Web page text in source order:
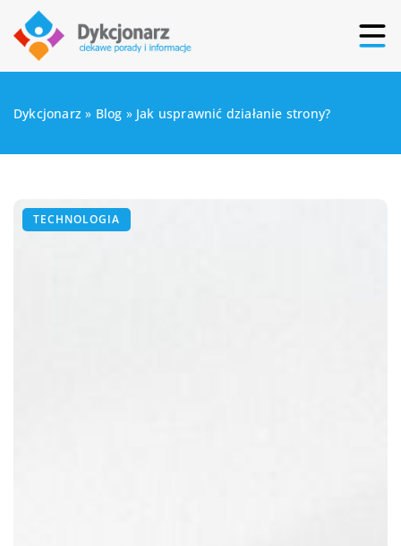
Dykcjonarz » Blog » Jak usprawnić działanie strony?
TECHNOLOGIA